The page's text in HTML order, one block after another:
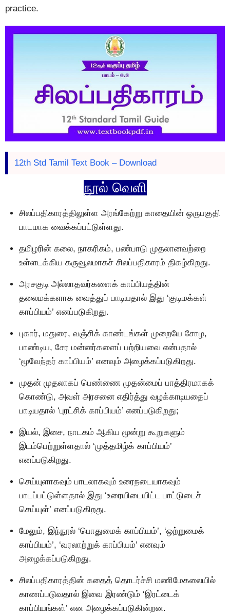
practice.
12th Std Tamil Text Book – Download
நூல் வெளி
சிலப்பதிகாரத்திலுள்ள அரங்கேற்று காதையின் ஒருபகுதி
பாடமாக வைக்கப்பட்டுள்ளது.
தமிழரின் கலை, நாகரிகம், பண்பாடு முதலானவற்றை
உள்ளடக்கிய கருவூலமாகச் சிலப்பதிகாரம் திகழ்கிறது.
அரசகுடி அல்லாதவர்களைக் காப்பியத்தின்
தலைமக்களாக வைத்துப் பாடியதால் இது ‘குடிமக்கள்
காப்பியம்’ எனப்படுகிறது.
புகார், மதுரை, வஞ்சிக் காண்டங்கள் முறையே சோழ,
பாண்டிய, சேர மன்னர்களைப் பற்றியவை என்பதால்
‘மூவேந்தர் காப்பியம்’ எனவும் அழைக்கப்படுகிறது.
முதன் முதலாகப் பெண்ணை முதன்மைப் பாத்திரமாகக்
கொண்டு, அவள் அரசனை எதிர்த்து வழக்காடியதைப்
பாடியதால் ‘புரட்சிக் காப்பியம்’ எனப்படுகிறது;
இயல், இசை, நாடகம் ஆகிய மூன்று கூறுகளும்
இடம்பெற்றுள்ளதால் ‘முத்தமிழ்க் காப்பியம்’
எனப்படுகிறது.
செய்யுளாகவும் பாடலாகவும் உரைநடையாகவும்
பாடப்பட்டுள்ளதால் இது ‘உரையிடையிட்ட பாட்டுடைச்
செய்யுள்’ எனப்படுகிறது.
மேலும், இந்நூல் ‘பொதுமைக் காப்பியம்’, ‘ஒற்றுமைக்
காப்பியம்’, ‘வரலாற்றுக் காப்பியம்’ எனவும்
அழைக்கப்படுகிறது.
சிலப்பதிகாரத்தின் கதைத் தொடர்ச்சி மணிமேகலையில்
காணப்படுவதால் இவை இரண்டும் ‘இரட்டைக்
காப்பியங்கள்’ என அழைக்கப்படுகின்றன.